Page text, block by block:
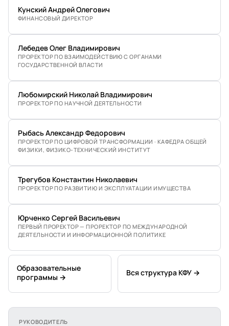
Кунский Андрей Олегович
ФИНАНСОВЫЙ ДИРЕКТОР
Лебедев Олег Владимирович
ПРОРЕКТОР ПО ВЗАИМОДЕЙСТВИЮ С ОРГАНАМИ
ГОСУДАРСТВЕННОЙ ВЛАСТИ
Любомирский Николай Владимирович
ПРОРЕКТОР ПО НАУЧНОЙ ДЕЯТЕЛЬНОСТИ
Рыбась Александр Федорович
ПРОРЕКТОР ПО ЦИФРОВОЙ ТРАНСФОРМАЦИИ · КАФЕДРА ОБЩЕЙ
ФИЗИКИ, ФИЗИКО-ТЕХНИЧЕСКИЙ ИНСТИТУТ
Трегубов Константин Николаевич
ПРОРЕКТОР ПО РАЗВИТИЮ И ЭКСПЛУАТАЦИИ ИМУЩЕСТВА
Юрченко Сергей Васильевич
ПЕРВЫЙ ПРОРЕКТОР — ПРОРЕКТОР ПО МЕЖДУНАРОДНОЙ
ДЕЯТЕЛЬНОСТИ И ИНФОРМАЦИОННОЙ ПОЛИТИКЕ
Образовательные
программы →
Вся структура КФУ →
РУКОВОДИТЕЛЬ